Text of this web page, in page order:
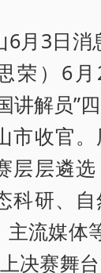
6月3日消
荣）6月
讲解员”
市收官
层层遴
科研、
流媒体
决赛舞